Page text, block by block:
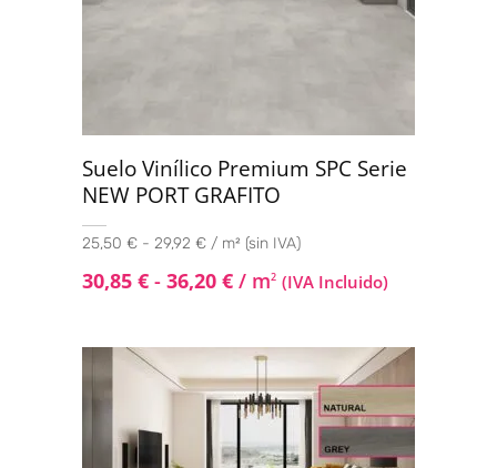
Suelo Vinílico Premium SPC Serie
NEW PORT GRAFITO
25,50 € - 29,92 € / m² (sin IVA)
30,85 € - 36,20 € / m2 (IVA Incluido)